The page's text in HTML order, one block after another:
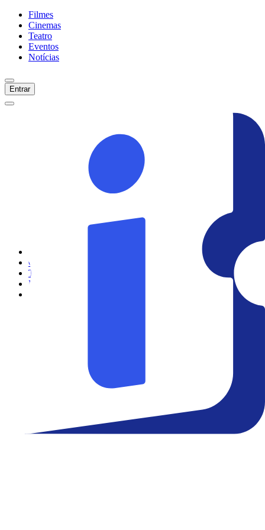
Filmes
Cinemas
Teatro
Eventos
Notícias
Entrar
Cinemas
Teatro
Eventos